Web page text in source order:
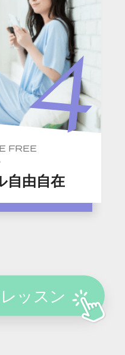
FREE
自由自在